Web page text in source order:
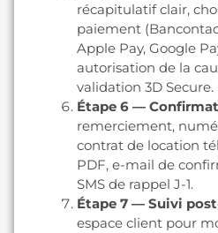
récapitulatif clair,
paiement
Apple Pay, Google
autorisation de la
validation 3D Secure.
Étape 6 —
remerciement,
contrat de location
PDF, e-mail de
SMS de rappel J-1.
Étape 7 — Suivi
espace client pour